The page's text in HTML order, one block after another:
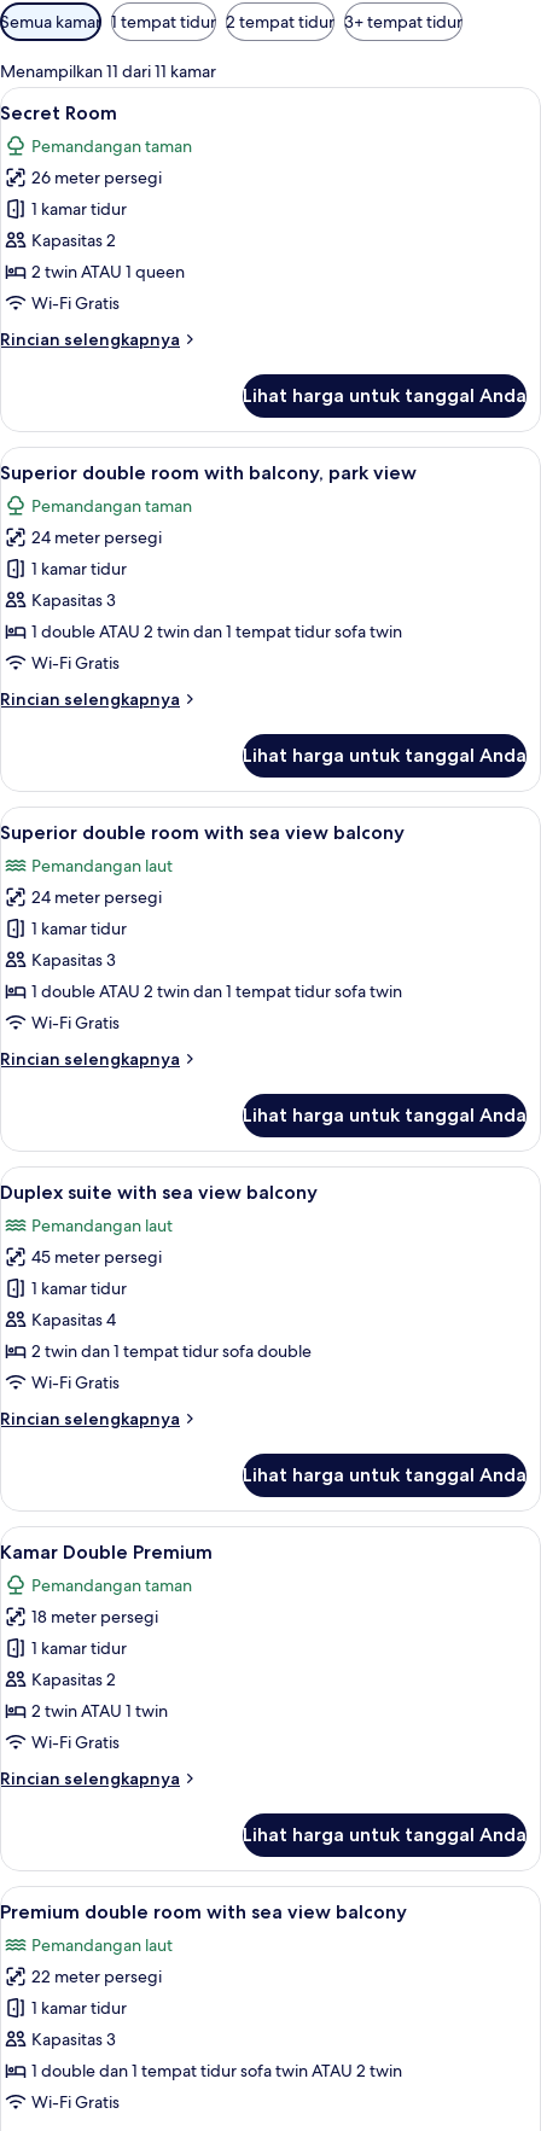
Filter
tersedia
untuk
kamar
Semua kamar 1 tempat tidur 2 tempat tidur 3+ tempat tidur
Menampilkan 11 dari 11 kamar
Lihat
semua
foto
untuk
Secret
Room
Minibar, brankas, meja kerja, dan Wi-
5
Secret Room
Pemandangan taman
26 meter persegi
1 kamar tidur
Kapasitas 2
2 twin ATAU 1 queen
Wi-Fi Gratis
Rincian selengkapnya
Rincian
Secret
Room
Lihat harga untuk tanggal Anda
Lihat
semua
foto
untuk
Superior
double
room
with
park
Superior double room with balcony,
11
Superior double room with balcony, park view
Pemandangan taman
24 meter persegi
1 kamar tidur
Kapasitas 3
1 double ATAU 2 twin dan 1 tempat tidur sofa twin
Wi-Fi Gratis
Rincian selengkapnya
Rincian
Superior
double
room
with
balcony,
park
view
Lihat harga untuk tanggal Anda
Lihat
semua
foto
untuk
Superior
double
room
with
view
Superior double room with sea view
14
Superior double room with sea view balcony
Pemandangan laut
24 meter persegi
1 kamar tidur
Kapasitas 3
1 double ATAU 2 twin dan 1 tempat tidur sofa twin
Wi-Fi Gratis
Rincian selengkapnya
Rincian
Superior
double
room
with
sea
view
balcony
Lihat harga untuk tanggal Anda
Lihat
semua
foto
untuk
Duplex
suite
with
sea
balcony
Duplex suite with sea view balcony |
11
Duplex suite with sea view balcony
Pemandangan laut
45 meter persegi
1 kamar tidur
Kapasitas 4
2 twin dan 1 tempat tidur sofa double
Wi-Fi Gratis
Rincian selengkapnya
Rincian
Duplex
suite
with
sea
view
balcony
Lihat harga untuk tanggal Anda
Lihat
semua
foto
untuk
Kamar
Double
Premium
Kamar Double Premium | Minibar,
5
Kamar Double Premium
Pemandangan taman
18 meter persegi
1 kamar tidur
Kapasitas 2
2 twin ATAU 1 twin
Wi-Fi Gratis
Rincian selengkapnya
Rincian
Kamar
Double
Premium
Lihat harga untuk tanggal Anda
Lihat
semua
foto
untuk
Premium
double
room
with
Premium double room with sea view
5
Premium double room with sea view balcony
Pemandangan laut
22 meter persegi
1 kamar tidur
Kapasitas 3
1 double dan 1 tempat tidur sofa twin ATAU 2 twin
Wi-Fi Gratis